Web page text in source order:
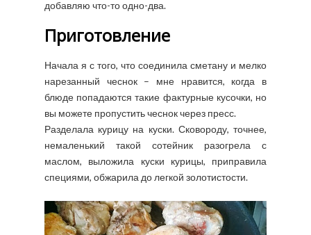
добавляю что-то одно-два.
Приготовление
Начала я с того, что соединила сметану и мелко
нарезанный чеснок – мне нравится, когда в
блюде попадаются такие фактурные кусочки, но
вы можете пропустить чеснок через пресс.
Разделала курицу на куски. Сковороду, точнее,
немаленький такой сотейник разогрела с
маслом, выложила куски курицы, приправила
специями, обжарила до легкой золотистости.